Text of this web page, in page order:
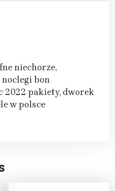
niechorze,
bon
2022 pakiety, dworek
w polsce